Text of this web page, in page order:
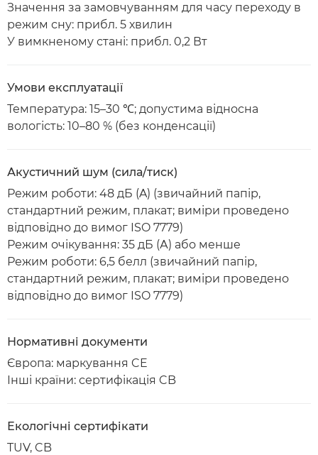
Значення за замовчуванням для часу переходу в
режим сну: прибл. 5 хвилин
У вимкненому стані: прибл. 0,2 Вт
Умови експлуатації
Температура: 15–30 ℃; допустима відносна
вологість: 10–80 % (без конденсації)
Акустичний шум (сила/тиск)
Режим роботи: 48 дБ (A) (звичайний папір,
стандартний режим, плакат; виміри проведено
відповідно до вимог ISO 7779)
Режим очікування: 35 дБ (А) або менше
Режим роботи: 6,5 белл (звичайний папір,
стандартний режим, плакат; виміри проведено
відповідно до вимог ISO 7779)
Нормативні документи
Європа: маркування CE
Інші країни: сертифікація CB
Екологічні сертифікати
TUV, CB